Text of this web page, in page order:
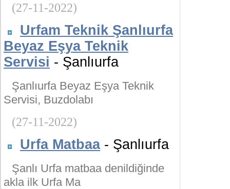
(27-11-2022)
Urfam Teknik Şanlıurfa
Beyaz Eşya Teknik
Servisi - Şanlıurfa
Şanlıurfa Beyaz Eşya Teknik
Servisi, Buzdolabı
(27-11-2022)
Urfa Matbaa- Şanlıurfa
Şanlı Urfa matbaa denildiğinde
akla ilk Urfa Ma